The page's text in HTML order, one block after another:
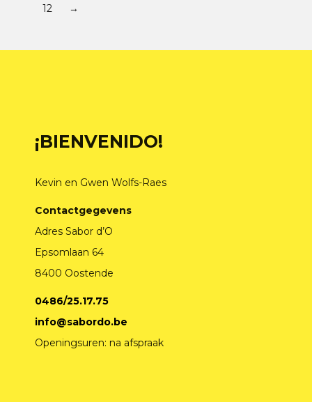
12
→
¡BIENVENIDO!
Kevin en Gwen Wolfs-Raes
Contactgegevens
Adres Sabor d’O
Epsomlaan 64
8400 Oostende
0486/25.17.75
info@sabordo.be
Openingsuren: na afspraak